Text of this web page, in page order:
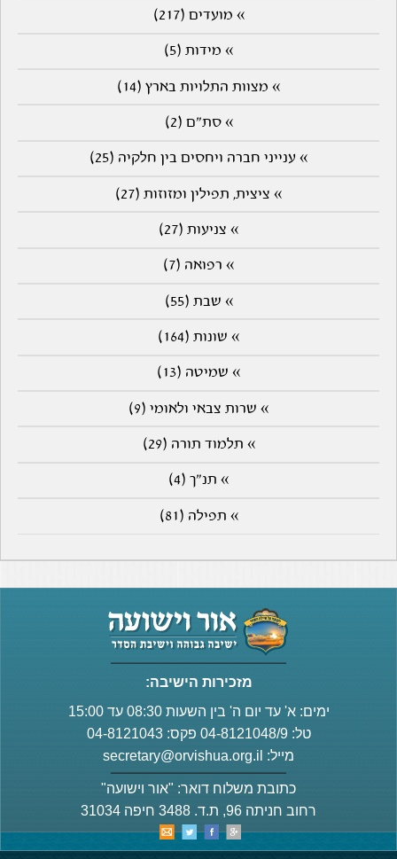
» מועדים (217)
» מידות (5)
» מצוות התלויות בארץ (14)
» סת"ם (2)
» ענייני חברה ויחסים בין חלקיה (25)
» ציצית, תפילין ומזוזות (27)
» צניעות (27)
» רפואה (7)
» שבת (55)
» שונות (164)
» שמיטה (13)
» שרות צבאי ולאומי (9)
» תלמוד תורה (29)
» תנ"ך (4)
» תפילה (81)
מזכירות הישיבה:
ימים: א' עד יום ה' בין השעות 08:30 עד 15:00
טל: 04-8121048/9 פקס: 04-8121043
מייל: secretary@orvishua.org.il
כתובת משלוח דואר: "אור וישועה"
רחוב חניתה 96, ת.ד. 3488 חיפה 31034